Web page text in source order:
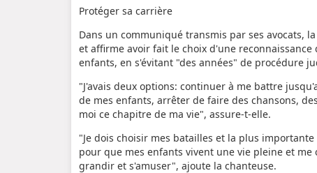
Protéger sa carrière
Dans un communiqué transmis par ses avocats,
et affirme avoir fait le choix d'une
enfants, en s'évitant "des années" de procédure
"J'avais deux options: continuer à me battre
de mes enfants, arrêter de faire des chansons,
moi ce chapitre de ma vie", assure-t-elle.
"Je dois choisir mes batailles et la plus
pour que mes enfants vivent une vie pleine et
grandir et s'amuser", ajoute la chanteuse.